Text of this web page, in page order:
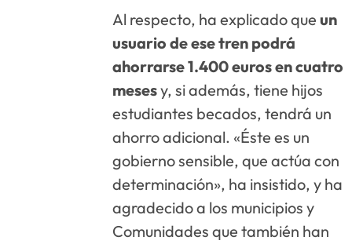
Al respecto, ha explicado que un
usuario de ese tren podrá
ahorrarse 1.400 euros en cuatro
mesesy, si además, tiene hijos
estudiantes becados, tendrá un
ahorro adicional. «Éste es un
gobierno sensible, que actúa con
determinación», ha insistido, y ha
agradecido a los municipios y
Comunidades que también han